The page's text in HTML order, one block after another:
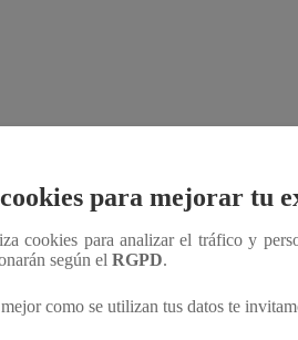
para mejorar tu
cookies para analizar el tráfico y
según el RGPD.
como se utilizan tus datos te